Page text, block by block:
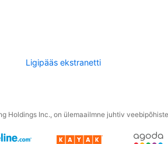
Ligipääs ekstranetti
Holdings Inc., on ülemaailmne juhtiv